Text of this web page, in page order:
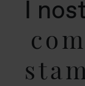
I